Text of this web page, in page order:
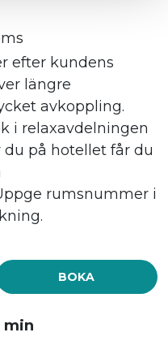
efter kundens
längre
avkoppling.
i relaxavdelningen
du på hotellet får du
rumsnummer i
BOKA
min